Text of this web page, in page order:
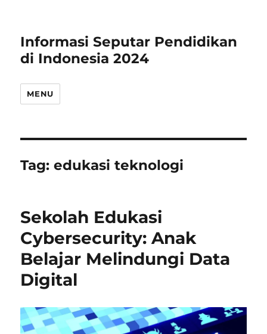
Informasi Seputar Pendidikan
di Indonesia 2024
MENU
Tag:edukasi teknologi
Sekolah Edukasi
Cybersecurity: Anak
Belajar Melindungi Data
Digital